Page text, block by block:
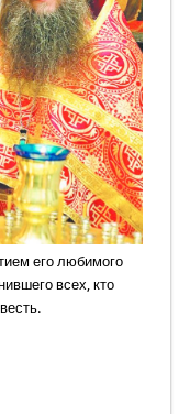
его любимого
всех, кто